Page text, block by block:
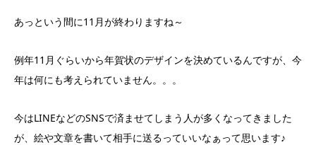
あっという間に11月が終わりますね～
例年11月ぐらいから年賀状のデザインを決めているんですが、今
年は何にも考えられていません。。。
今はLINEなどのSNSで済ませてしまう人が多くなってきました
が、絵や文章を書いて相手に送るっていいなぁって思います♪